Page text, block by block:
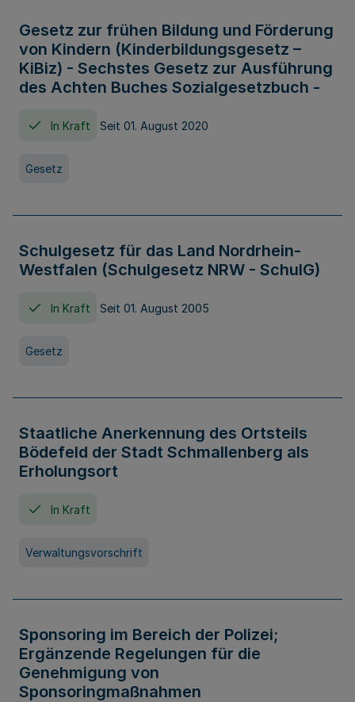
Gesetz zur frühen Bildung und Förderung
von Kindern (Kinderbildungsgesetz –
KiBiz) - Sechstes Gesetz zur Ausführung
des Achten Buches Sozialgesetzbuch -
In Kraft Seit 01. August 2020
Gesetz
Schulgesetz für das Land Nordrhein-
Westfalen (Schulgesetz NRW - SchulG)
In Kraft Seit 01. August 2005
Gesetz
Staatliche Anerkennung des Ortsteils
Bödefeld der Stadt Schmallenberg als
Erholungsort
In Kraft
Verwaltungsvorschrift
Sponsoring im Bereich der Polizei;
Ergänzende Regelungen für die
Genehmigung von
Sponsoringmaßnahmen